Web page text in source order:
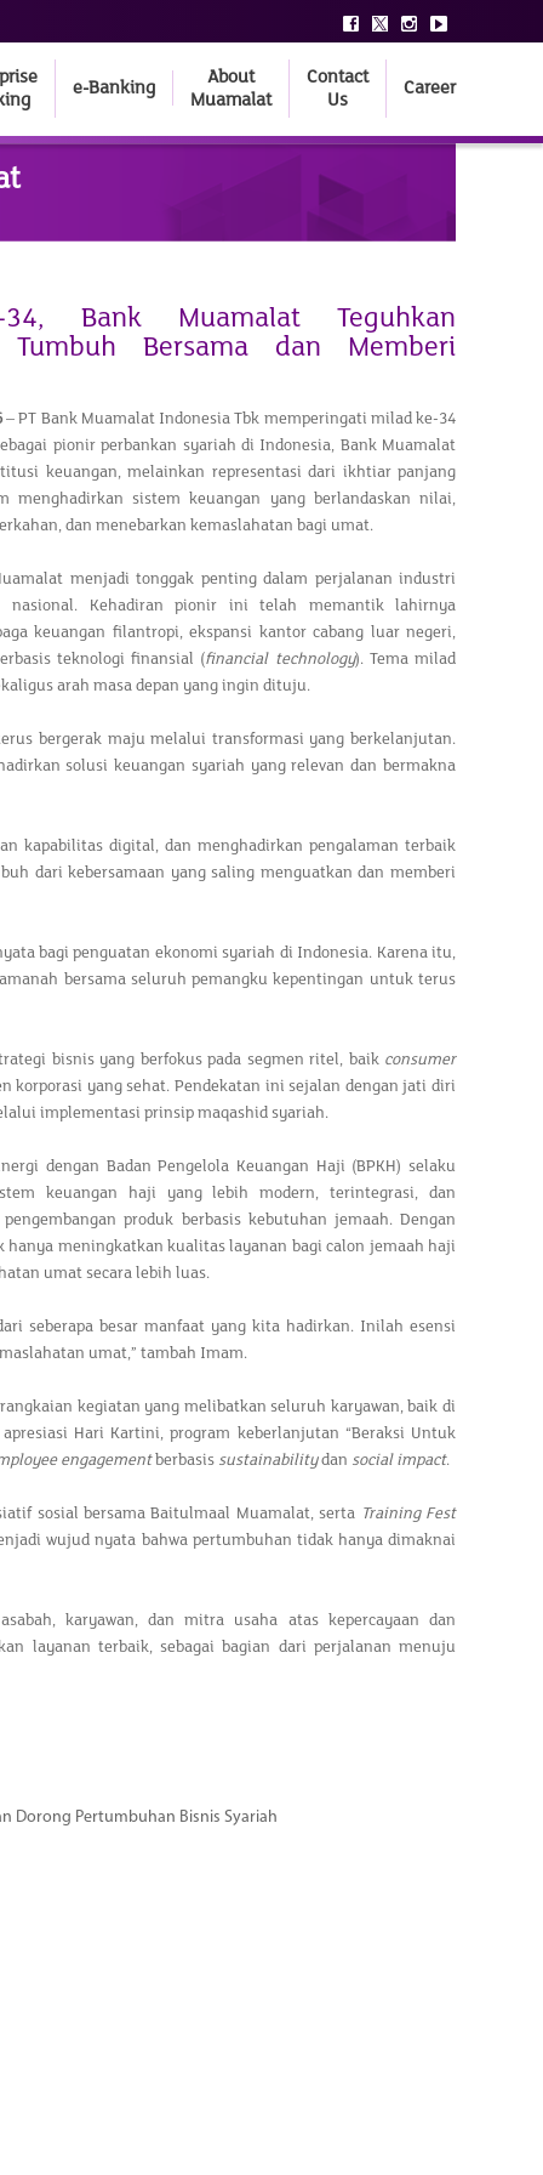
e-Banking
About
Muamalat
Contact
Us
Career
Bank Muamalat Teguhkan
Tumbuh Bersama dan Memberi
– PT Bank Muamalat Indonesia Tbk memperingati milad ke-34
pionir perbankan syariah di Indonesia, Bank Muamalat
keuangan, melainkan representasi dari ikhtiar panjang
menghadirkan sistem keuangan yang berlandaskan nilai,
dan menebarkan kemaslahatan bagi umat.
menjadi tonggak penting dalam perjalanan industri
nasional. Kehadiran pionir ini telah memantik lahirnya
keuangan filantropi, ekspansi kantor cabang luar negeri,
teknologi finansial (financial technology). Tema milad
arah masa depan yang ingin dituju.
bergerak maju melalui transformasi yang berkelanjutan.
solusi keuangan syariah yang relevan dan bermakna
kapabilitas digital, dan menghadirkan pengalaman terbaik
dari kebersamaan yang saling menguatkan dan memberi
bagi penguatan ekonomi syariah di Indonesia. Karena itu,
bersama seluruh pemangku kepentingan untuk terus
bisnis yang berfokus pada segmen ritel, baik consumer
korporasi yang sehat. Pendekatan ini sejalan dengan jati diri
implementasi prinsip maqashid syariah.
dengan Badan Pengelola Keuangan Haji (BPKH) selaku
keuangan haji yang lebih modern, terintegrasi, dan
produk berbasis kebutuhan jemaah. Dengan
meningkatkan kualitas layanan bagi calon jemaah haji
umat secara lebih luas.
seberapa besar manfaat yang kita hadirkan. Inilah esensi
umat,” tambah Imam.
kegiatan yang melibatkan seluruh karyawan, baik di
Hari Kartini, program keberlanjutan “Beraksi Untuk
engagementberbasis sustainabilitydan social impact.
sosial bersama Baitulmaal Muamalat, serta Training Fest
wujud nyata bahwa pertumbuhan tidak hanya dimaknai
karyawan, dan mitra usaha atas kepercayaan dan
layanan terbaik, sebagai bagian dari perjalanan menuju
Dorong Pertumbuhan Bisnis Syariah